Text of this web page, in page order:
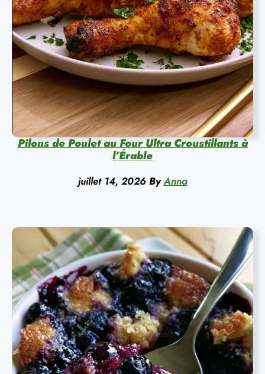
Pilons de Poulet au Four Ultra Croustillants à
l’Érable
juillet 14, 2026 By Anna